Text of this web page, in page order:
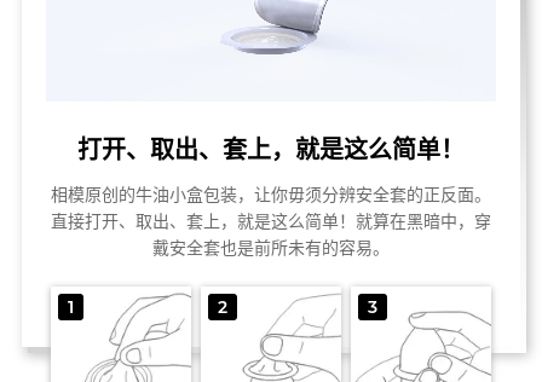
打开、取出、套上，就是这么简单！
相模原创的牛油小盒包装，让你毋须分辨安全套的正反面。
直接打开、取出、套上，就是这么简单！就算在黑暗中，穿
戴安全套也是前所未有的容易。
1 2 3